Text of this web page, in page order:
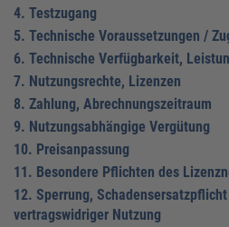
4. Testzugang
5. Technische Voraussetzungen /
6. Technische Verfügbarkeit,
7. Nutzungsrechte, Lizenzen
8. Zahlung, Abrechnungszeitraum
9. Nutzungsabhängige Vergütung
10. Preisanpassung
11. Besondere Pflichten des
12. Sperrung,
vertragswidriger Nutzung